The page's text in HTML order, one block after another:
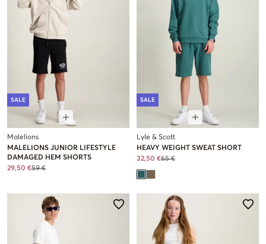
SALE
Malelions
MALELIONS JUNIOR LIFESTYLE
DAMAGED HEM SHORTS
29,50 €59 €
SALE
Lyle & Scott
HEAVY WEIGHT SWEAT SHORT
32,50 €65 €